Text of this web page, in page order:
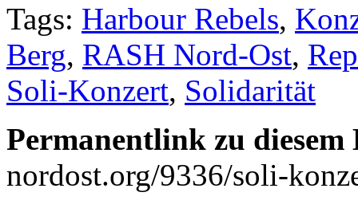
Tags: Harbour Rebels,
Berg, RASH Nord-Ost,
Soli-Konzert, Solidarität
Permanentlink zu
nordost.org/9336/soli-